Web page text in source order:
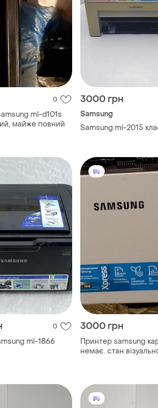
0
ml-d101s
майже повний
3000 грн
Samsung
Samsung ml-2015
0
ml-1866
3000 грн
Принтер samsung
немає. стан